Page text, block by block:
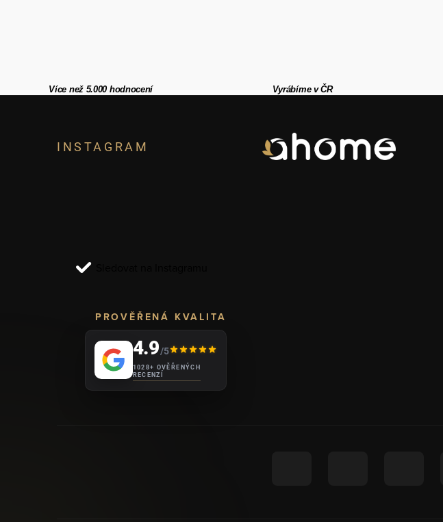
Více než 5.000 hodnocení Vyrábíme v ČR
INSTAGRAM
PROVĚŘENÁ KVALITA
4.9/5
1028+ OVĚŘENÝCH
RECENZÍ